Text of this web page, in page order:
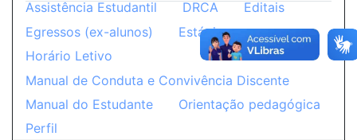
Assistência Estudantil DRCA
Editais
Egressos (ex-alunos)
Estágios
Horário Letivo
Manual de Conduta e Convivência Discente
Manual do Estudante
Orientação pedagógica
Perfil